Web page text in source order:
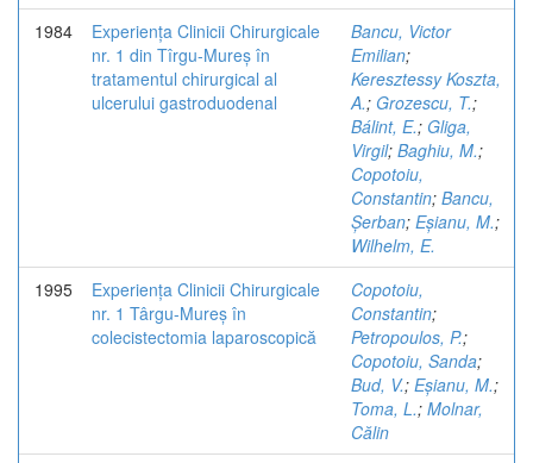
1984
Experiența Clinicii Chirurgicale
nr. 1 din Tîrgu-Mureș în
tratamentul chirurgical al
ulcerului gastroduodenal
Bancu, Victor
Emilian;
Keresztessy Koszta,
A.; Grozescu, T.;
Bálint, E.; Gliga,
Virgil; Baghiu, M.;
Copotoiu,
Constantin; Bancu,
Șerban; Eșianu, M.;
Wilhelm, E.
1995
Experiența Clinicii Chirurgicale
nr. 1 Târgu-Mureș în
colecistectomia laparoscopică
Copotoiu,
Constantin;
Petropoulos, P.;
Copotoiu, Sanda;
Bud, V.; Eșianu, M.;
Toma, L.; Molnar,
Călin